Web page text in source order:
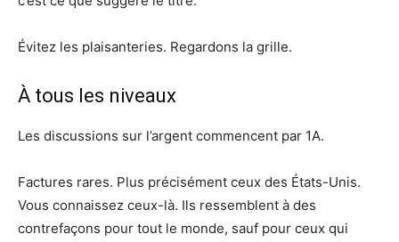
Évitez les plaisanteries. Regardons la grille.
À tous les niveaux
Les discussions sur l’argent commencent par 1A.
Factures rares. Plus précisément ceux des États-Unis.
Vous connaissez ceux-là. Ils ressemblent à des
contrefaçons pour tout le monde, sauf pour ceux qui